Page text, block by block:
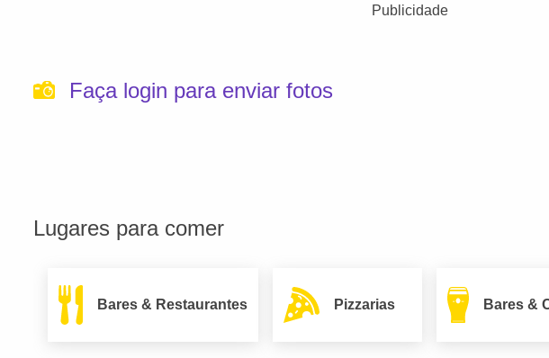
Publicidade
Faça login para enviar fotos
Lugares para comer
Bares & Restaurantes Pizzarias Bares &